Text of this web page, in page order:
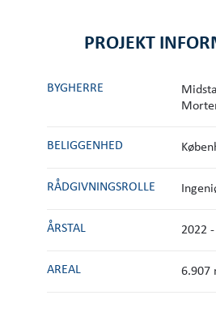
PROJEKT
BYGHERRE
BELIGGENHED
RÅDGIVNINGS­ROLLE
ÅRSTAL 2022
AREAL 6.907